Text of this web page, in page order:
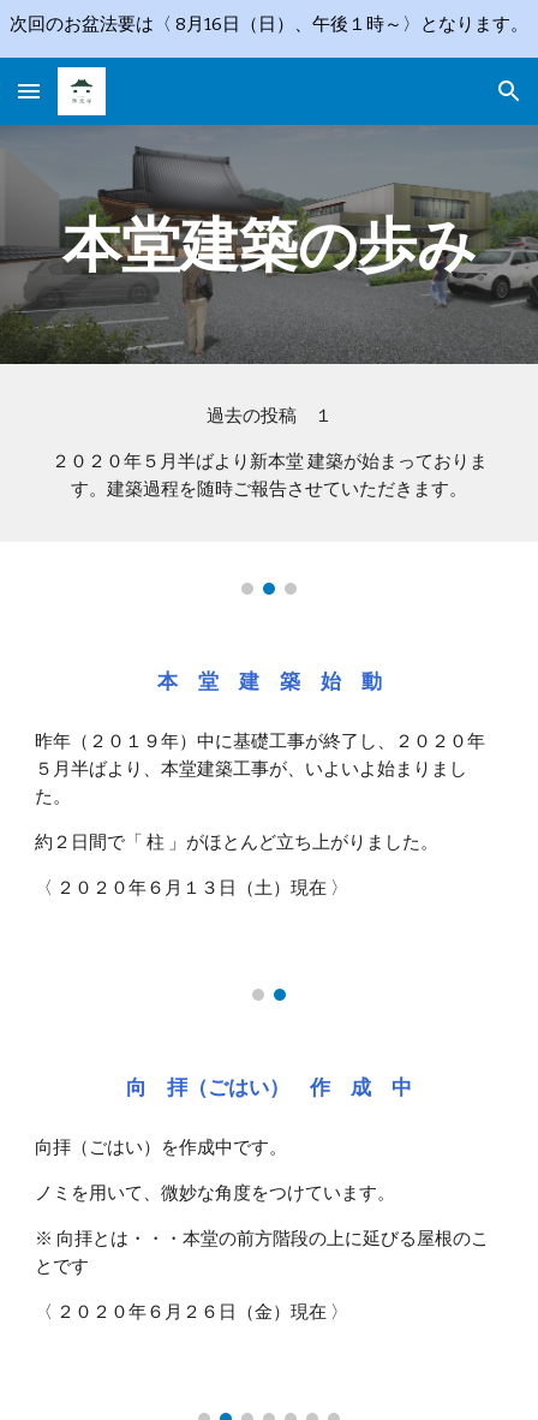
次回のお盆法要は〈 8月16日（日）、午後１時～〉となります。
本堂建築の歩み
過去の投稿 １
２０２０年５月半ばより新本堂 建築が始まっておりま
す。建築過程を随時ご報告させていただきます。
本 堂 建 築 始 動
昨年（２０１９年）中に基礎工事が終了し、２０２０年
５月半ばより、本堂建築工事が、いよいよ始まりまし
た。
約２日間で「 柱 」がほとんど立ち上がりました。
〈 ２０２０年６月１３日（土）現在 〉
向 拝（ごはい） 作 成 中
向拝（ごはい）を作成中です。
ノミを用いて、微妙な角度をつけています。
※ 向拝とは・・・本堂の前方階段の上に延びる屋根のこ
とです
〈 ２０２０年６月２６日（金）現在 〉